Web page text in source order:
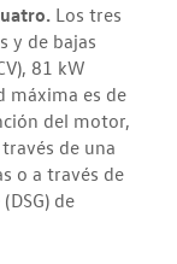
Los tres
y de bajas
81 kW
máxima es de
del motor,
de una
o a través de
de